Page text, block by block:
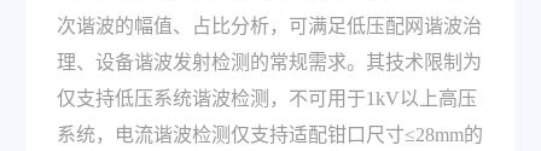
次谐波的幅值、占比分析，可满足低压配网谐波治
理、设备谐波发射检测的常规需求。其技术限制为
仅支持低压系统谐波检测，不可用于1kV以上高压
系统，电流谐波检测仅支持适配钳口尺寸≤28mm的